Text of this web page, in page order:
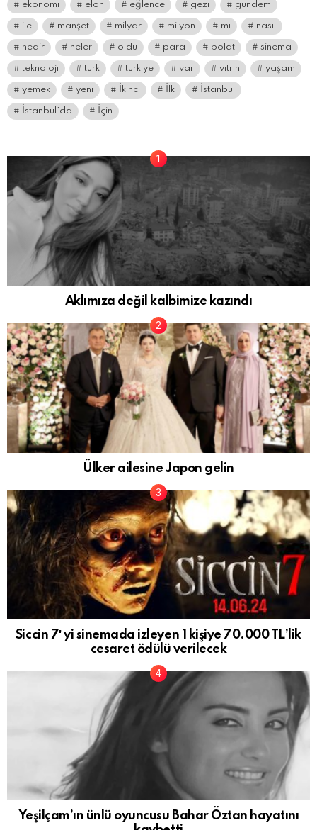
ekonomi elon eğlence gezi gündem
ile manşet milyar milyon mı nasıl
nedir neler oldu para polat sinema
teknoloji türk türkiye var vitrin yaşam
yemek yeni İkinci İlk İstanbul
İstanbul’da İçin
Aklımıza değil kalbimize kazındı
Ülker ailesine Japon gelin
Siccin 7′ yi sinemada izleyen 1 kişiye 70.000 TL’lik
cesaret ödülü verilecek
Yeşilçam’ın ünlü oyuncusu Bahar Öztan hayatını